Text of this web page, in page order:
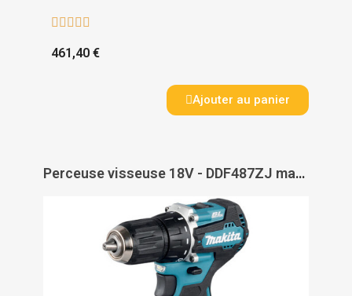
    
461,40 €
Ajouter au panier
Perceuse visseuse 18V - DDF487ZJ machine nue - PAS DE MARQUE